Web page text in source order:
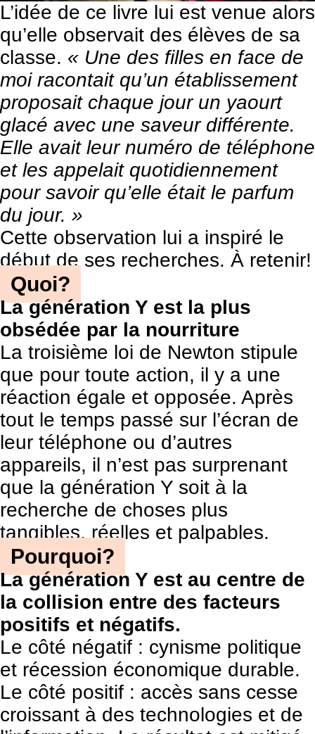
L’idée de ce livre lui est venue alors
qu’elle observait des élèves de sa
classe. « Une des filles en face de
moi racontait qu’un établissement
proposait chaque jour un yaourt
glacé avec une saveur différente.
Elle avait leur numéro de téléphone
et les appelait quotidiennement
pour savoir qu’elle était le parfum
du jour. »
Cette observation lui a inspiré le
début de ses recherches. À retenir!
Quoi?
La génération Y est la plus
obsédée par la nourriture
La troisième loi de Newton stipule
que pour toute action, il y a une
réaction égale et opposée. Après
tout le temps passé sur l’écran de
leur téléphone ou d’autres
appareils, il n’est pas surprenant
que la génération Y soit à la
recherche de choses plus
tangibles, réelles et palpables.
Pourquoi?
La génération Y est au centre de
la collision entre des facteurs
positifs et négatifs.
Le côté négatif : cynisme politique
et récession économique durable.
Le côté positif : accès sans cesse
croissant à des technologies et de